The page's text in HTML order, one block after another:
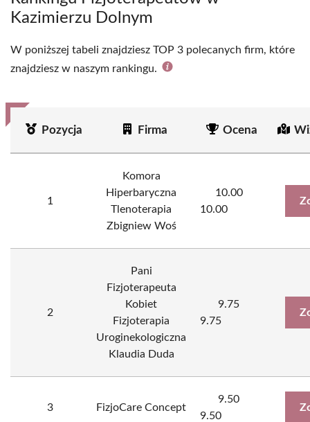
Kazimierzu Dolnym
W poniższej tabeli znajdziesz TOP 3 polecanych firm, które
znajdziesz w naszym rankingu.
Pozycja Firma Ocena
1
Komora
Hiperbaryczna
Tlenoterapia
Zbigniew Woś
10.00
10.00
2
Pani
Fizjoterapeuta
Kobiet
Fizjoterapia
Uroginekologiczna
Klaudia Duda
9.75
9.75
3 FizjoCare Concept
9.50
9.50